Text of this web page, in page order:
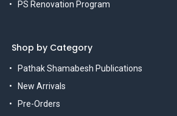
PS Renovation Program
Shop by Category
Pathak Shamabesh Publications
New Arrivals
Pre-Orders